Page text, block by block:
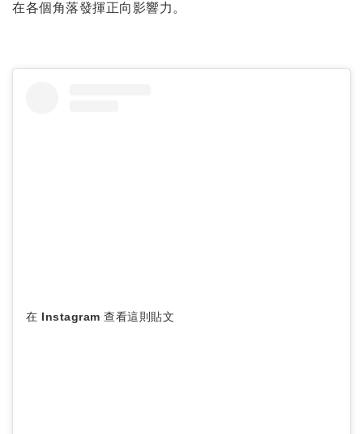
在各個角落發揮正向影響力。
在 Instagram 查看這則貼文